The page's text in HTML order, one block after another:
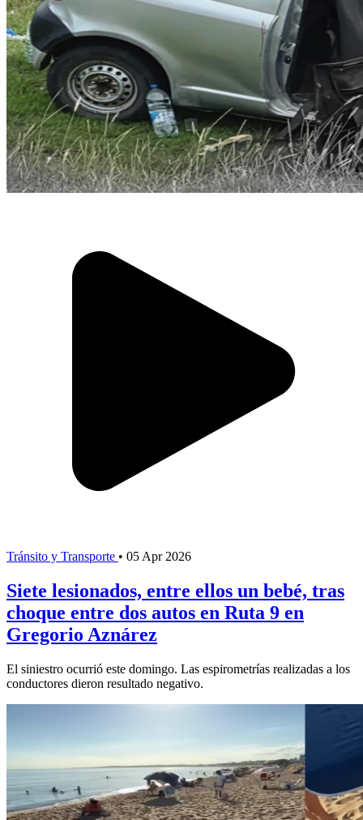
Tránsito y Transporte • 05 Apr 2026
Siete lesionados, entre ellos un bebé, tras
choque entre dos autos en Ruta 9 en
Gregorio Aznárez
El siniestro ocurrió este domingo. Las espirometrías realizadas a los
conductores dieron resultado negativo.